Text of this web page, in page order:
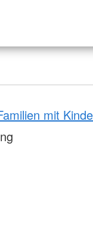
mit